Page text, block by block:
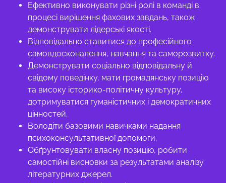
Ефективно виконувати різні ролі в команді в
процесі вирішення фахових завдань, також
демонструвати лідерські якості.
Відповідально ставитися до професійного
самовдосконалення, навчання та саморозвитку.
Демонструвати соціально відповідальну й
свідому поведінку, мати громадянську позицію
та високу історико-політичну культуру,
дотримуватися гуманістичних і демократичних
цінностей.
Володіти базовими навичками надання
психоконсультативної допомоги.
Обґрунтовувати власну позицію, робити
самостійні висновки за результатами аналізу
літературних джерел.